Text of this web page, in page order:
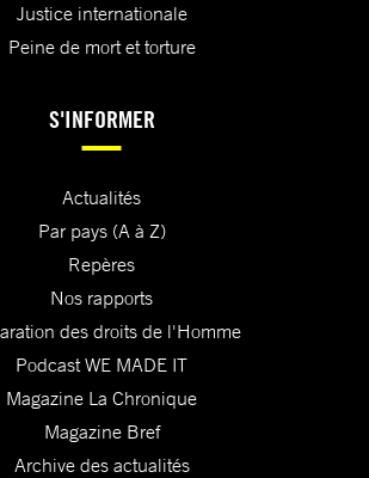
Justice internationale
Peine de mort et torture
S'INFORMER
Actualités
Par pays (A à Z)
Repères
Nos rapports
des droits de l'Homme
Podcast WE MADE IT
Magazine La Chronique
Magazine Bref
Archive des actualités